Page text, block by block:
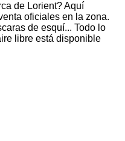
de Lorient? Aquí
oficiales en la zona.
de esquí... Todo lo
libre está disponible